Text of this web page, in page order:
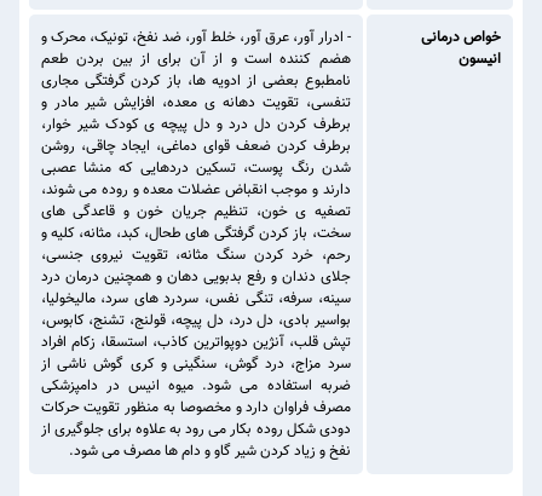
خواص درمانی
انیسون
- ادرار آور، عرق آور، خلط آور، ضد نفخ، تونیک، محرک و
هضم کننده است و از آن برای از بین بردن طعم
نامطبوع بعضی از ادویه ها، باز کردن گرفتگی مجاری
تنفسی، تقویت دهانه ی معده، افزایش شیر مادر و
برطرف کردن دل درد و دل پیچه ی کودک شیر خوار،
برطرف کردن ضعف قوای دماغی، ایجاد چاقی، روشن
شدن رنگ پوست، تسکین دردهایی که منشا عصبی
دارند و موجب انقباض عضلات معده و روده می شوند،
تصفیه ی خون، تنظیم جریان خون و قاعدگی های
سخت، باز کردن گرفتگی های طحال، کبد، مثانه، کلیه و
رحم، خرد کردن سنگ مثانه، تقویت نیروی جنسی،
جلای دندان و رفع بدبویی دهان و همچنین درمان درد
سینه، سرفه، تنگی نفس، سردرد های سرد، مالیخولیا،
بواسیر بادی، دل درد، دل پیچه، قولنج، تشنج، کابوس،
تپش قلب، آنژین دوپواترین کاذب، استسقا، زکام افراد
سرد مزاج، درد گوش، سنگینی و کری گوش ناشی از
ضربه استفاده می شود. میوه انیس در دامپزشکی
مصرف فراوان دارد و مخصوصا به منظور تقویت حرکات
دودی شکل روده بکار می رود به علاوه برای جلوگیری از
نفخ و زیاد کردن شیر گاو و دام ها مصرف می شود.